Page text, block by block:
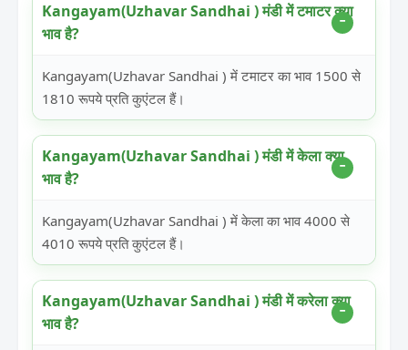
Kangayam(Uzhavar Sandhai ) मंडी में टमाटर क्या
भाव है?
Kangayam(Uzhavar Sandhai ) में टमाटर का भाव 1500 से
1810 रूपये प्रति कुएंटल हैं।
Kangayam(Uzhavar Sandhai ) मंडी में केला क्या
भाव है?
Kangayam(Uzhavar Sandhai ) में केला का भाव 4000 से
4010 रूपये प्रति कुएंटल हैं।
Kangayam(Uzhavar Sandhai ) मंडी में करेला क्या
भाव है?